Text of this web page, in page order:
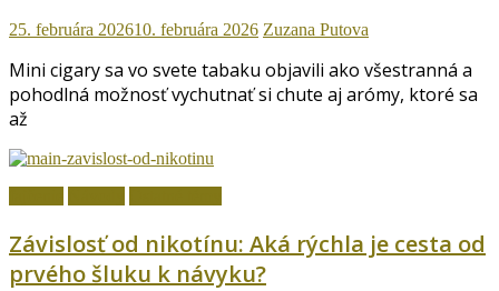
25. februára 202610. februára 2026 Zuzana Putova
Mini cigary sa vo svete tabaku objavili ako všestranná a
pohodlná možnosť vychutnať si chute aj arómy, ktoré sa
až
Závislosť od nikotínu: Aká rýchla je cesta od
prvého šluku k návyku?